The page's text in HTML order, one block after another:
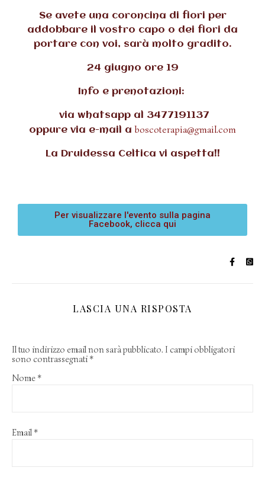
Se avete una coroncina di fiori per
addobbare il vostro capo o dei fiori da
portare con voi, sarà molto gradito.
24 giugno ore 19
Info e prenotazioni:
via whatsapp al 3477191137
oppure via e-mail a boscoterapia@gmail.com
La Druidessa Celtica vi aspetta!!
Per visualizzare l'evento sulla pagina
Facebook, clicca qui
LASCIA UNA RISPOSTA
Il tuo indirizzo email non sarà pubblicato. I campi obbligatori
sono contrassegnati *
Nome *
Email *